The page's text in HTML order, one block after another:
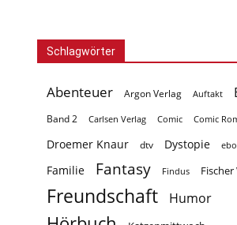
Schlagwörter
Abenteuer Argon Verlag Auftakt
Band 2 Carlsen Verlag Comic Comic
Droemer Knaur dtv Dystopie
Familie Fantasy Findus Fischer
Freundschaft Humor